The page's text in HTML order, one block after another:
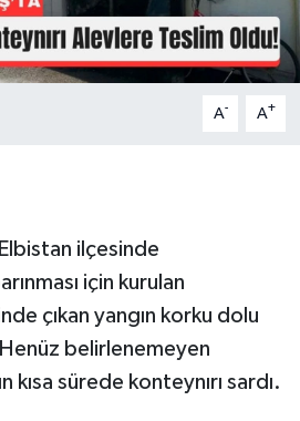
A- A+
ilçesinde
için kurulan
çıkan yangın korku dolu
belirlenemeyen
kısa sürede konteynırı sardı.